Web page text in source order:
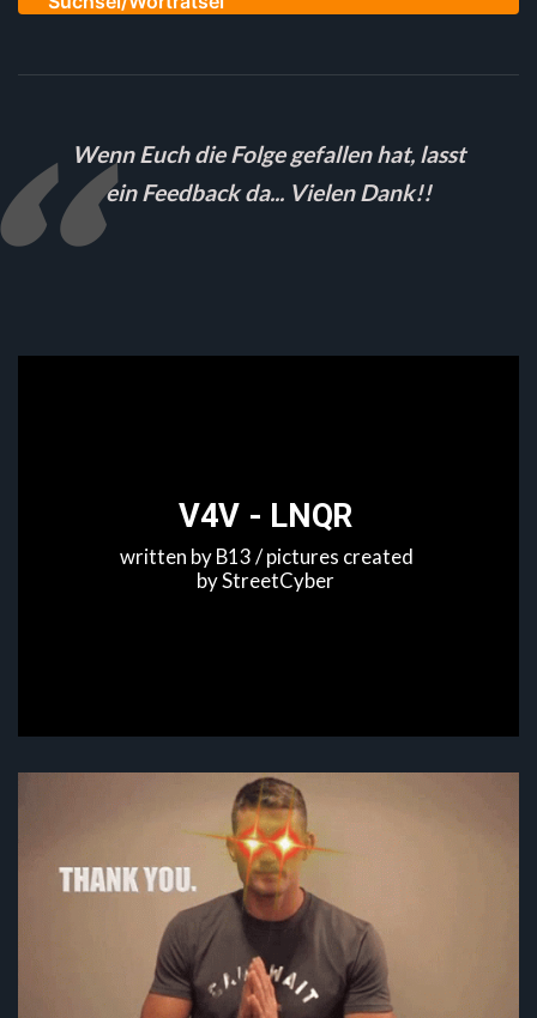
Wenn Euch die Folge gefallen hat, lasst
ein Feedback da... Vielen Dank!!
V4V - LNQR
written by B13 / pictures created
by StreetCyber